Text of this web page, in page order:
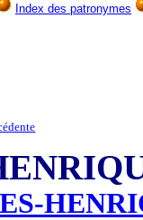
Index des patronymes